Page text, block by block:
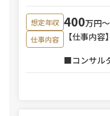
想定年収 400万円〜
仕事内容
【仕事内容】
■コンサル